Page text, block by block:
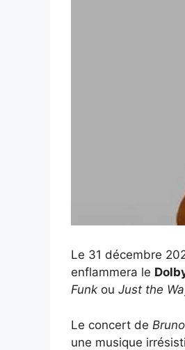
Le 31 décembre
enflammera le
Funk ou Just the
Le concert de
une musique